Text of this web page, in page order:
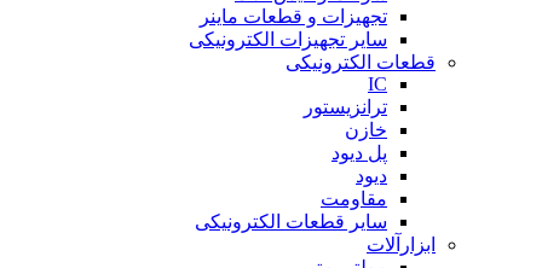
تجهیزات و قطعات ماینر
سایر تجهیزات الکترونیکی
قطعات الکترونیکی
IC
ترانزیستور
خازن
پل دیود
دیود
مقاومت
سایر قطعات الکترونیکی
ابزارآلات